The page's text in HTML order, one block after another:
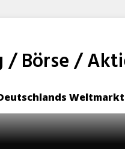
/ Börse /